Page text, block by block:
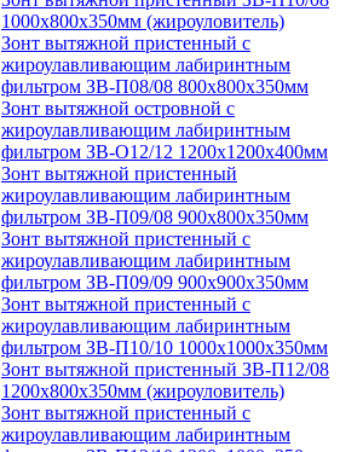
1000х800х350мм (жироуловитель)
Зонт вытяжной пристенный с
жироулавливающим лабиринтным
фильтром ЗВ-П08/08 800х800х350мм
Зонт вытяжной островной с
жироулавливающим лабиринтным
фильтром ЗВ-О12/12 1200х1200х400мм
Зонт вытяжной пристенный
жироулавливающим лабиринтным
фильтром ЗВ-П09/08 900х800х350мм
Зонт вытяжной пристенный с
жироулавливающим лабиринтным
фильтром ЗВ-П09/09 900х900х350мм
Зонт вытяжной пристенный с
жироулавливающим лабиринтным
фильтром ЗВ-П10/10 1000х1000х350мм
Зонт вытяжной пристенный ЗВ-П12/08
1200х800х350мм (жироуловитель)
Зонт вытяжной пристенный с
жироулавливающим лабиринтным